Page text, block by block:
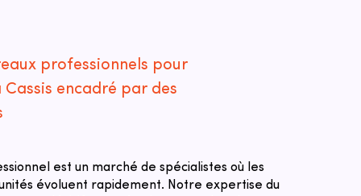
professionnels pour
Cassis encadré par des
est un marché de spécialistes où les
évoluent rapidement. Notre expertise du